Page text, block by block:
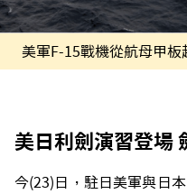
美軍F-15戰機從航母甲板
美日利劍演習登場
今(23)日，駐日美軍與日